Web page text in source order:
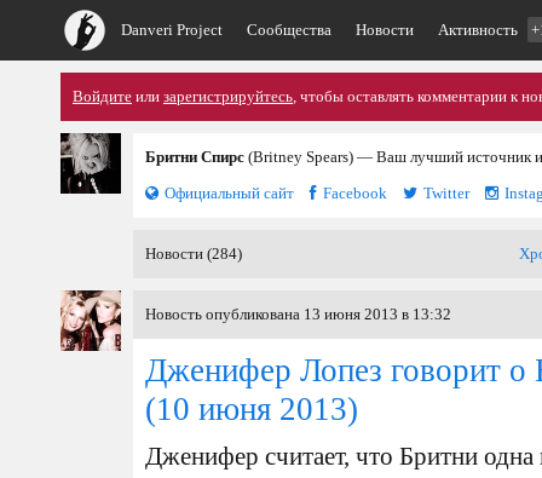
Danveri Project Сообщества Новости Активность
Войдите или зарегистрируйтесь, чтобы оставлять комментарии к
Бритни Спирс (Britney Spears) — Ваш лучший источник
Официальный сайт
Facebook Twitter
Новости (284)
Новость опубликована 13 июня 2013 в 13:32
Дженифер Лопез говорит
(10 июня 2013)
Дженифер считает, что Бритни одна